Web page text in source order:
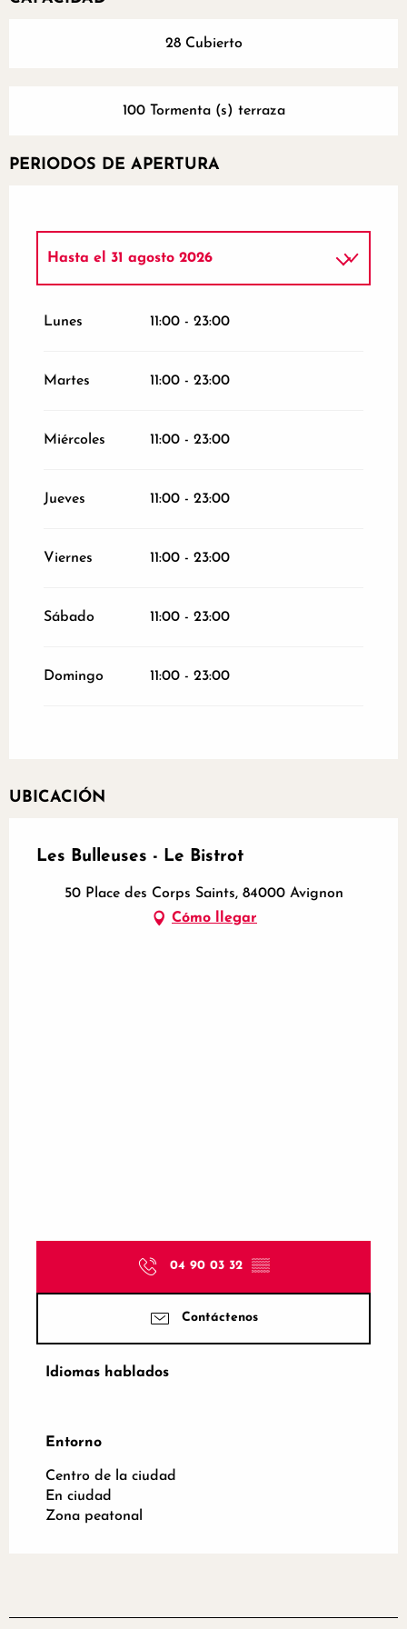
28 Cubierto
100 Tormenta (s) terraza
PERIODOS DE APERTURA
Hasta el 31 agosto 2026
Lunes 11:00 - 23:00
Martes 11:00 - 23:00
Miércoles 11:00 - 23:00
Jueves 11:00 - 23:00
Viernes 11:00 - 23:00
Sábado 11:00 - 23:00
Domingo 11:00 - 23:00
UBICACIÓN
Les Bulleuses - Le Bistrot
50 Place des Corps Saints, 84000 Avignon
Cómo llegar
04 90 03 32 ▒▒
Contáctenos
Idiomas hablados
Idiomas hablados
Entorno
Entorno
Centro de la ciudad
En ciudad
Zona peatonal